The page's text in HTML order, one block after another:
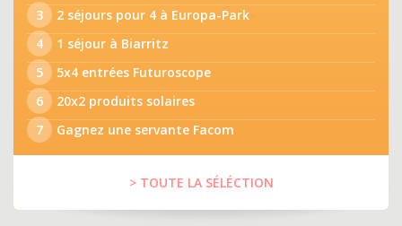
3
2 séjours pour 4 à Europa-Park
4
1 séjour à Biarritz
5
5x4 entrées Futuroscope
6
20x2 produits solaires
7
Gagnez une servante Facom
> TOUTE LA SÉLÉCTION